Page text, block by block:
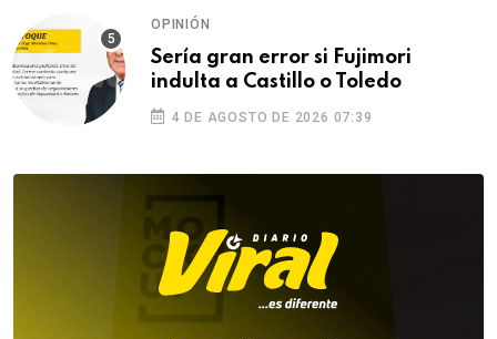
OPINIÓN
Sería gran error si Fujimori
indulta a Castillo o Toledo
4 DE AGOSTO DE 2026 07:39